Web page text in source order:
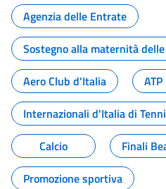
Agenzia delle Entrate
Sostegno alla maternità
Aero Club d'Italia
Internazionali d'Italia di
Calcio
Finali
Promozione sportiva